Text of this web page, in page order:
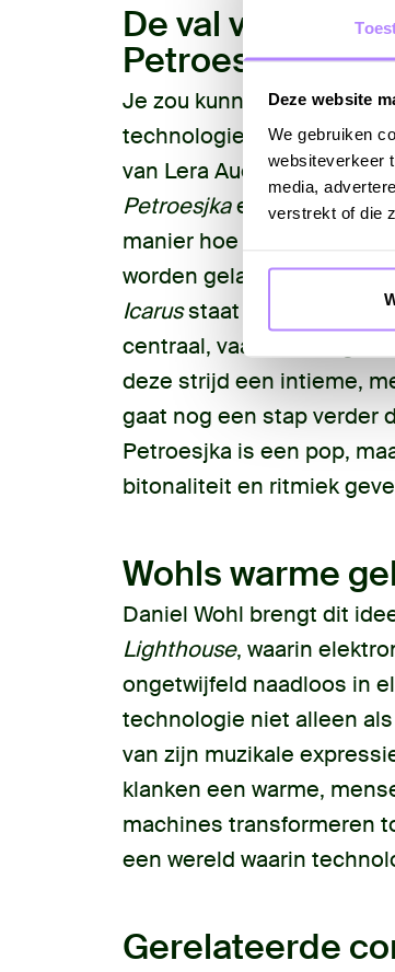
Deze website
We gebruiken
websiteverkeer
media,
verstrekt of die
De val van
Petroesjka
Je zou kunnen zeggen
technologie een
van Lera Auerbach, Igor
Petroesjkaen Wohls
manier hoe
worden geladen met
Icarusstaat de mythe van
centraal, vaak met
deze strijd een intieme,
gaat nog een stap verder
Petroesjka is een pop,
bitonaliteit en ritmiek
Wohls warme
Daniel Wohl brengt dit
Lighthouse, waarin
ongetwijfeld naadloos in
technologie niet alleen
van zijn muzikale
klanken een warme,
machines transformeren
een wereld waarin
Gerelateerde